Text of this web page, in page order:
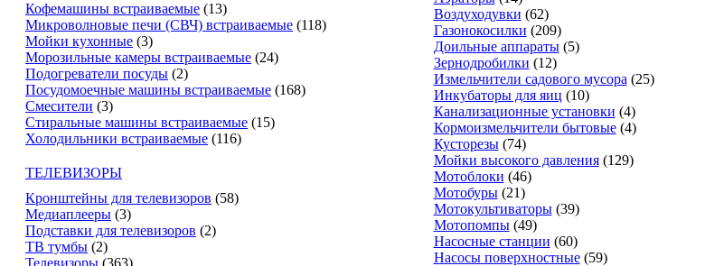
Кофемашины встраиваемые (13)
Микроволновые печи (СВЧ) встраиваемые (118)
Мойки кухонные (3)
Морозильные камеры встраиваемые (24)
Подогреватели посуды (2)
Посудомоечные машины встраиваемые (168)
Смесители (3)
Стиральные машины встраиваемые (15)
Холодильники встраиваемые (116)
ТЕЛЕВИЗОРЫ
Кронштейны для телевизоров (58)
Медиаплееры (3)
Подставки для телевизоров (2)
ТВ тумбы (2)
Телевизоры (363)
Воздуходувки (62)
Газонокосилки (209)
Доильные аппараты (5)
Зернодробилки (12)
Измельчители садового мусора (25)
Инкубаторы для яиц (10)
Канализационные установки (4)
Кормоизмельчители бытовые (4)
Кусторезы (74)
Мойки высокого давления (129)
Мотоблоки (46)
Мотобуры (21)
Мотокультиваторы (39)
Мотопомпы (49)
Насосные станции (60)
Насосы поверхностные (59)